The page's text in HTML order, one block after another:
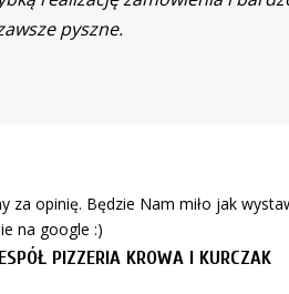
pyszne.
za opinię. Będzie Nam miło jak
na google :)
PIZZERIA KROWA I KURCZAK